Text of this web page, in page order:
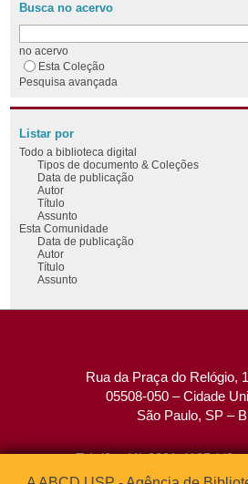
Busca no acervo
no acervo
Esta Coleção
Pesquisa avançada
Listar por
Todo a biblioteca digital
Tipos de documento & Coleções
Data de publicação
Autor
Título
Assunto
Esta Comunidade
Data de publicação
Autor
Título
Assunto
Rua da Praça do Relógio,
05508-050 – Cidade
São Paulo, SP –
Tel: (0xx11) 3091-4195 /
Fax: (0xx11)